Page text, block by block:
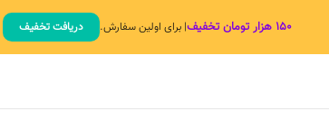
۱۵۰ هزار تومان تخفیف | برای اولین سفارش. دریافت تخفیف